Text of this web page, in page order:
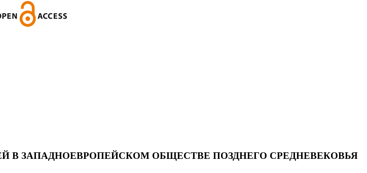
В ЗАПАДНОЕВРОПЕЙСКОМ ОБЩЕСТВЕ ПОЗДНЕГО СРЕДНЕВЕКОВЬЯ